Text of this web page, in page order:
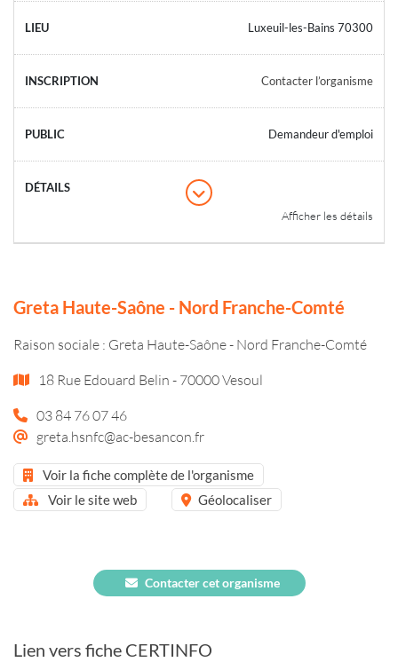
Luxeuil-les-Bains 70300
Contacter l’organisme
Demandeur d'emploi
Afficher les détails
Greta Haute-Saône - Nord Franche-Comté
Raison sociale : Greta Haute-Saône - Nord Franche-Comté
18 Rue Edouard Belin - 70000 Vesoul
03 84 76 07 46
greta.hsnfc@ac-besancon.fr
Voir la fiche complète de l'organisme
Voir le site web
Géolocaliser
Contacter cet organisme
Lien vers fiche CERTINFO